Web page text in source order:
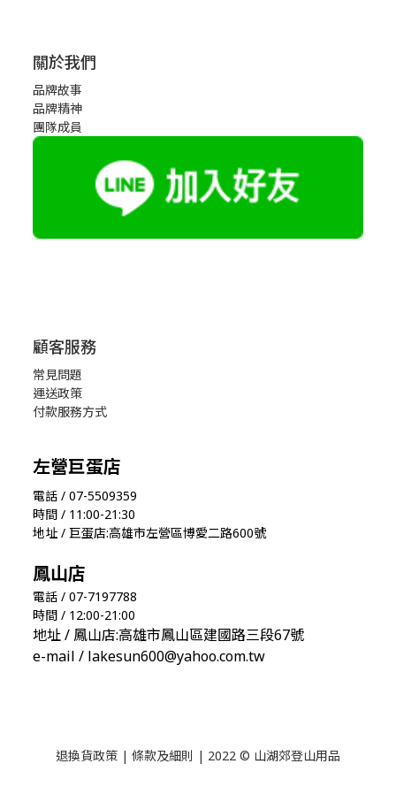
關於我們
品牌故事
品牌精神
團隊成員
顧客服務
常見問題
運送政策
付款服務方式
左營巨蛋店
電話 / 07-5509359
時間 / 11:00-21:30
地址 / 巨蛋店:高雄市左營區博愛二路600號
鳳山店
電話 / 07-7197788
時間 / 12:00-21:00
地址 / 鳳山店:高雄市鳳山區建國路三段67號
e-mail / lakesun600@yahoo.com.tw
退換貨政策 | 條款及細則 | 2022 © 山湖郊登山用品